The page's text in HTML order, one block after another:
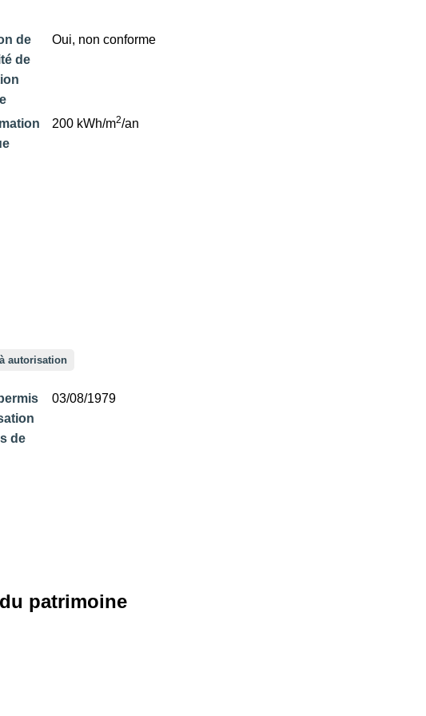
de
de
Oui, non conforme
200 kWh/m2/an
autorisation
de
03/08/1979
patrimoine